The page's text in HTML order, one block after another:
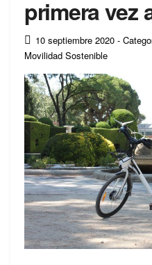
primera vez
10 septiembre 2020 -
Movilidad Sostenible